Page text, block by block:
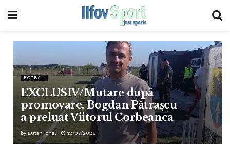
FOTBAL
EXCLUSIV/Mutare după
promovare. Bogdan Pătrașcu
a preluat Viitorul Corbeanca
by Lutan Ionel 12/07/2026